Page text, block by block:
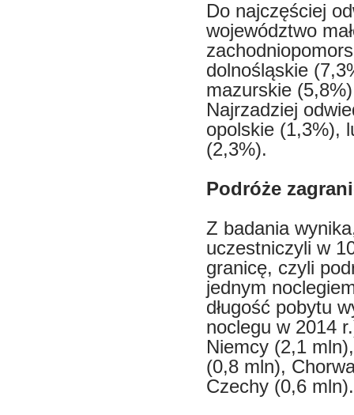
Do najczęściej
województwo
dolnośląskie
mazurskie
Najrzadziej
opolskie (1,3%),
(2,3%).
Podróże
Z badania
uczestniczyli w
granicę, czyli
jednym
długość pobytu
noclegu w 2014
Niemcy (2,1
(0,8 mln),
Czechy (0,6 mln).